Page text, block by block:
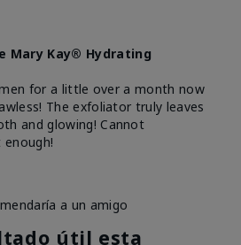
Mary Kay® Hydrating
for a little over a month now
The exfoliator truly leaves
and glowing! Cannot
a un amigo
útil esta